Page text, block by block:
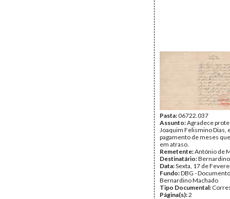
Pasta:06722.037
Assunto:Agradece
Joaquim Felismino Dias,
pagamento de meses
em atraso.
Remetente:António de
Destinatário:
Data:Sexta, 17 de
Fundo:DBG -
Bernardino Machado
Tipo Documental:
Página(s):2